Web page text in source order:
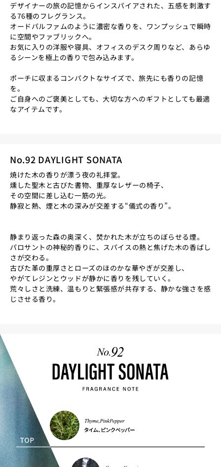
デザイナーの旅の記憶からインスパイアされた、五感を刺激す
る76種のフレグランス。
オードパルファムのように濃密な香りを、ワンプッシュで瞬時
に空間やファブリックへ。
お気に入りの洋服や寝具、オフィスのデスク周りなど、あらゆ
るシーンを極上の香りで包み込みます。
ポーチに収まるコンパクトなサイズで、旅先にも香りの記憶
を。
ご自身へのご褒美としても、大切な方へのギフトとしても最適
なアイテムです。
No.92 DAYLIGHT SONATA
焼けた木の香りが漂う夜の礼拝堂。
燻した聖木と古びた書物、重厚なレザーの椅子、
その空間に差し込む一筋の光。
静寂と熱、煙と木の深みが交差する“儀式の香り”。
静まり返った森の奥深く、焚かれた木が立ちのぼらせる煙。
パロサントの神秘的香りに、スパイスの熱と焦げた木の香ばし
さが交わる。
古びた革の重厚さとローズのほのかな華やぎが交差し、
やがてレジンとウッドが静かに香りを残していく。
荒々しさと洗練、温もりと緊張感が共存する、静かな強さを感
じさせる香り。